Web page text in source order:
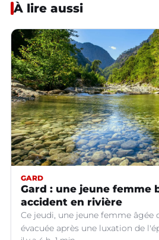
À lire aussi
GARD
Gard : une jeune femme
accident en rivière
Ce jeudi, une jeune femme âgée
évacuée après une luxation de